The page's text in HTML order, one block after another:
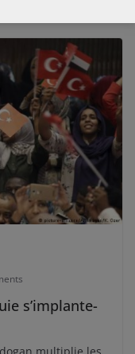
s’implante-
multiplie les